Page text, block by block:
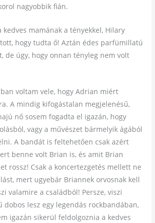
nagyobbik fián.
mamának a tényekkel, Hilary
hogy tudta ő! Aztán édes parfümillatú
de úgy, hogy onnan tényleg nem volt
voltam vele, hogy Adrian miért
A mindig kifogástalan megjelenésű,
nő sosem fogadta el igazán, hogy
vagy a művészet bármelyik ágából
A bandát is feltehetően csak azért
benne volt Brian is, és amit Brian
rossz! Csak a koncertezgetés mellett ne
mert ugyebár Briannek orvosnak kell
valamire a családból! Persze, viszi
dobos lesz egy legendás rockbandában,
igazán sikerül feldolgoznia a kedves